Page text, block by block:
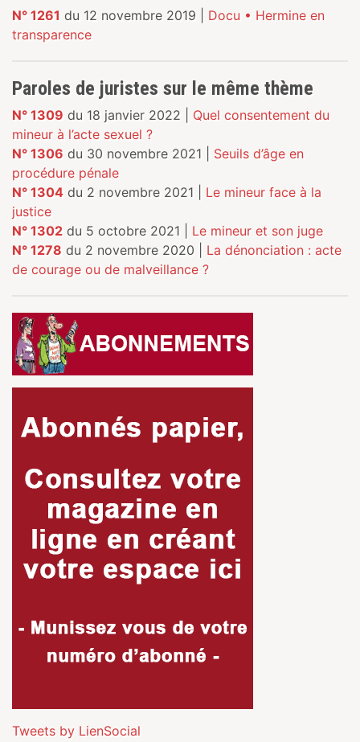
N° 1261 du 12 novembre 2019 | Docu • Hermine en
transparence
Paroles de juristes sur le même thème
N° 1309 du 18 janvier 2022 | Quel consentement du
mineur à l’acte sexuel ?
N° 1306 du 30 novembre 2021 | Seuils d’âge en
procédure pénale
N° 1304 du 2 novembre 2021 | Le mineur face à la
justice
N° 1302 du 5 octobre 2021 | Le mineur et son juge
N° 1278 du 2 novembre 2020 | La dénonciation : acte
de courage ou de malveillance ?
Tweets by LienSocial